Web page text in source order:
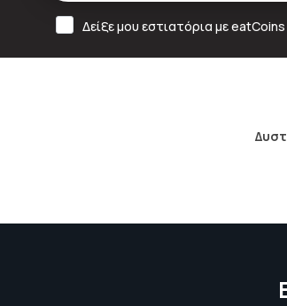
Δείξε μου εστιατόρια με eatCoins